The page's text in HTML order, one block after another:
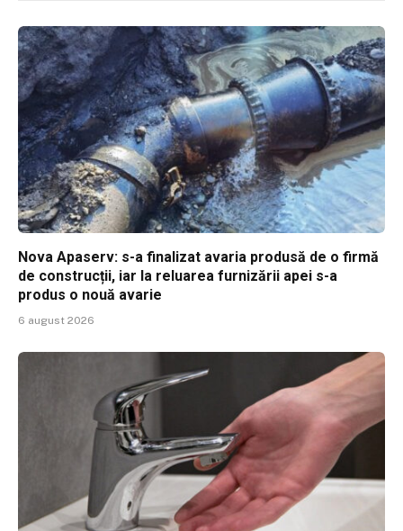
Nova Apaserv: s-a finalizat avaria produsă de o firmă
de construcții, iar la reluarea furnizării apei s-a
produs o nouă avarie
6 august 2026